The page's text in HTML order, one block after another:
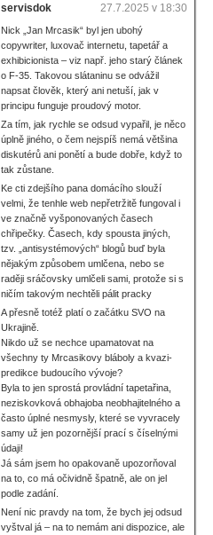
servisdok 27.7.2025 v 18:30
Nick „Jan Mrcasik“ byl jen ubohý
copywriter, luxovač internetu, tapetář a
exhibicionista – viz např. jeho starý článek
o F-35. Takovou slátaninu se odvážil
napsat člověk, který ani netuší, jak v
principu funguje proudový motor.
Za tím, jak rychle se odsud vypařil, je něco
úplně jiného, o čem nejspíš nemá většina
diskutérů ani ponětí a bude dobře, když to
tak zůstane.
Ke cti zdejšího pana domácího slouží
velmi, že tenhle web nepřetržitě fungoval i
ve značně vyšponovaných časech
chřipečky. Časech, kdy spousta jiných,
tzv. „antisystémových“ blogů buď byla
nějakým způsobem umlčena, nebo se
raději sráčovsky umlčeli sami, protože si s
ničím takovým nechtěli pálit pracky
A přesně totéž platí o začátku SVO na
Ukrajině.
Nikdo už se nechce upamatovat na
všechny ty Mrcasikovy bláboly a kvazi-
predikce budoucího vývoje?
Byla to jen sprostá provládní tapetařina,
neziskovková obhajoba neobhajitelného a
často úplné nesmysly, které se vyvracely
samy už jen pozornější prací s číselnými
údaji!
Já sám jsem ho opakovaně upozorňoval
na to, co má očividně špatně, ale on jel
podle zadání.
Není nic pravdy na tom, že bych jej odsud
vyštval já – na to nemám ani dispozice, ale